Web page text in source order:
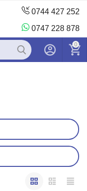
0744 427 252
0747 228 878
0